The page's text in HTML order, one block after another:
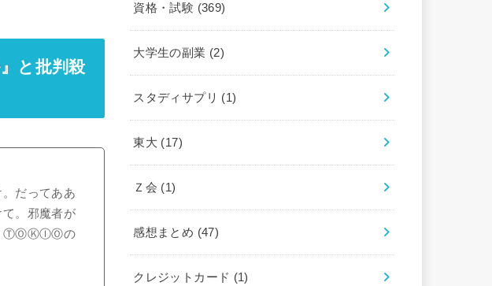
と批判殺
だってああ
。邪魔者が
！ⓉⓄⓀⒾⓄの
資格・試験 (369)
大学生の副業 (2)
スタディサプリ (1)
東大 (17)
Ｚ会 (1)
感想まとめ (47)
クレジットカード (1)